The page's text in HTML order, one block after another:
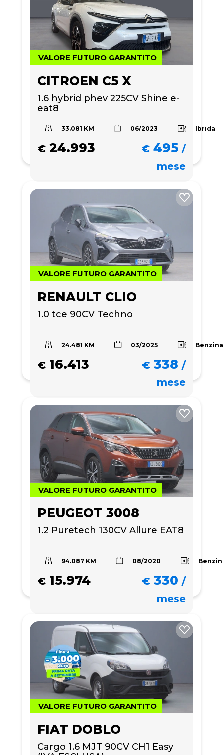
VALORE FUTURO GARANTITO
CITROEN C5 X
1.6 hybrid phev 225CV Shine e-
eat8
33.081 KM 06/2023 Ibrida
€ 24.993 € 495 /
mese
VALORE FUTURO GARANTITO
RENAULT CLIO
1.0 tce 90CV Techno
24.481 KM 03/2025 Benzina
€ 16.413 € 338 /
mese
VALORE FUTURO GARANTITO
PEUGEOT 3008
1.2 Puretech 130CV Allure EAT8
94.087 KM 08/2020
€ 15.974 € 330 /
mese
VALORE FUTURO GARANTITO
FIAT DOBLO
Cargo 1.6 MJT 90CV CH1 Easy